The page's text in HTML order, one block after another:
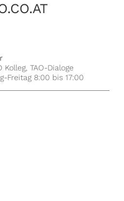
Kolleg, TAO-Dialoge
Freitag 8:00 bis 17:00